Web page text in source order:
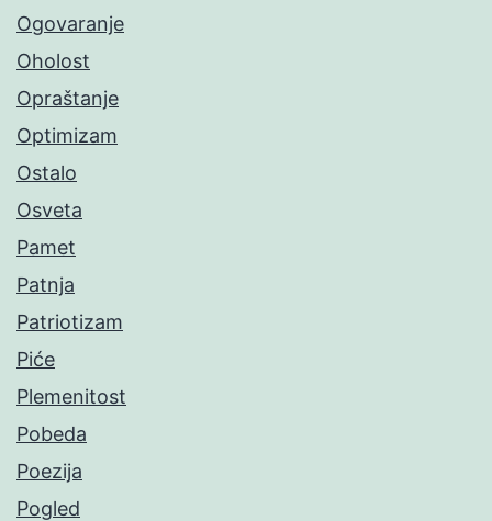
Ogovaranje
Oholost
Opraštanje
Optimizam
Ostalo
Osveta
Pamet
Patnja
Patriotizam
Piće
Plemenitost
Pobeda
Poezija
Pogled